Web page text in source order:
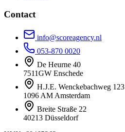
Contact
info@scoreagency.nl
053-870 0020
De Heurne 40
7511GW Enschede
H.J.E. Wenckebachweg 123
1096 AM Amsterdam
Breite Straße 22
40213 Düsseldorf